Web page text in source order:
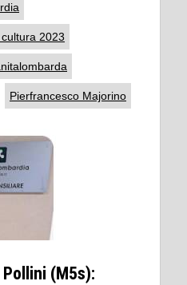
2023
Pierfrancesco Majorino
(M5s):